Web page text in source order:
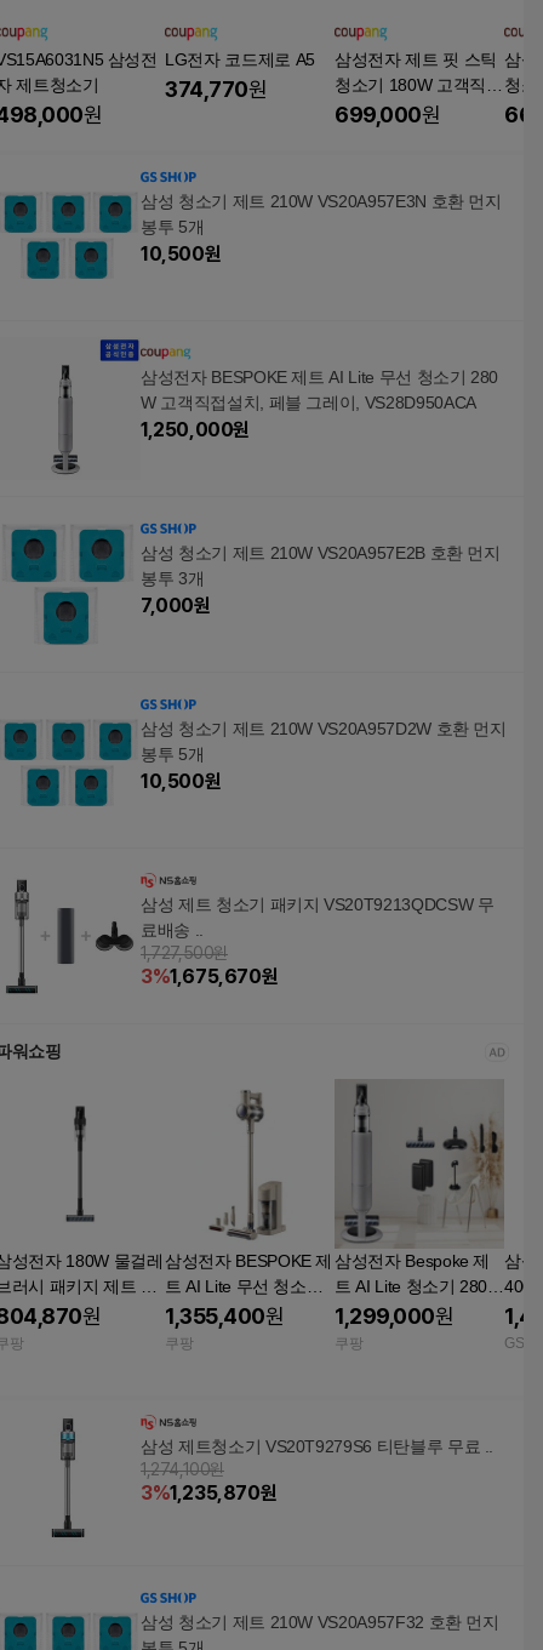
삼성전
제트청소기
원
LG전자 코드제로 A5
374,770원
삼성전자 제트 핏 스틱
청소기 180W 고객직접
설치
699,000원
삼성
청소
설치
삼성 청소기 제트 210W VS20A957E3N 호환 먼지
봉투 5개
10,500원
삼성전자 BESPOKE 제트 AI Lite 무선 청소기 280
W 고객직접설치, 페블 그레이, VS28D950ACA
1,250,000원
삼성 청소기 제트 210W VS20A957E2B 호환 먼지
봉투 3개
7,000원
삼성 청소기 제트 210W VS20A957D2W 호환 먼지
봉투 5개
10,500원
삼성 제트 청소기 패키지 VS20T9213QDCSW 무
료배송 ..
1,727,500원
3%1,675,670원
워쇼핑
성전자 180W 물걸레
러시 패키지 제트 핏
소기 고객직접설치 V
원
팡
삼성전자 BESPOKE 제
트 AI Lite 무선 청소기
280W 고객직접설치 D
eep bg Light/vs28d950
1,355,400원
쿠팡
삼성전자 Bespoke 제
트 AI Lite 청소기 280W
VS28D952DCA + 물걸
레 브러시 패키지 세트
1,299,000원
쿠팡
삼성
무선
삼성 제트청소기 VS20T9279S6 티탄블루 무료 ..
1,274,100원
3%1,235,870원
삼성 청소기 제트 210W VS20A957F32 호환 먼지